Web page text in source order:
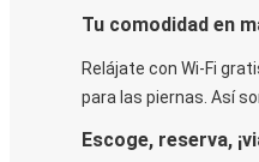
Tu comodidad en
Relájate con Wi-Fi
para las piernas. Así
Escoge, reserva,